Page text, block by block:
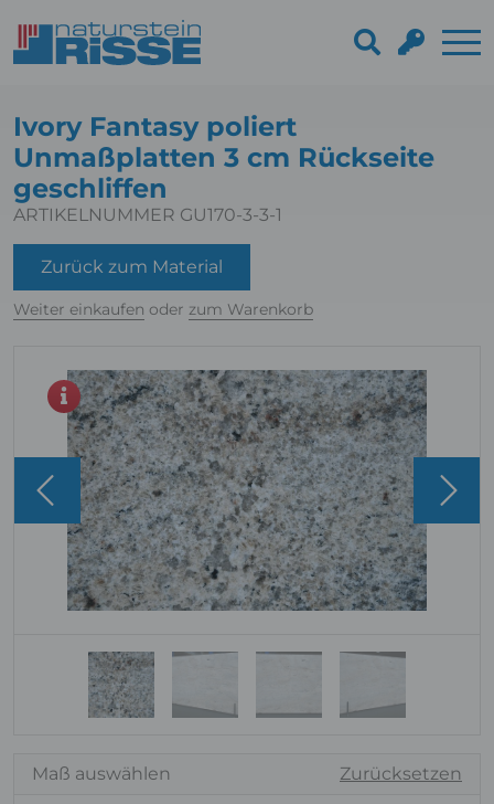
Ivory Fantasy poliert
Unmaßplatten 3 cm Rückseite
geschliffen
ARTIKELNUMMER GU170-3-3-1
Zurück zum Material
Weiter einkaufen oder zum Warenkorb
Maß auswählen Zurücksetzen